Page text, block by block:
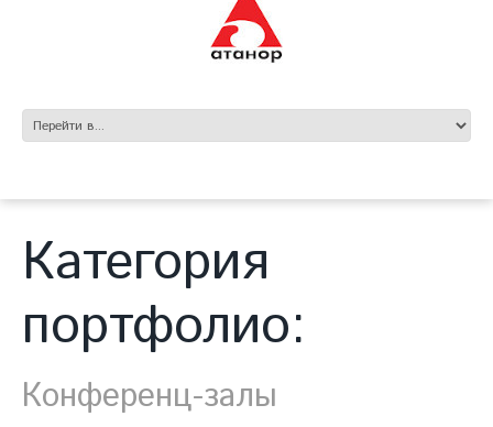
Категория
портфолио:
Конференц-залы